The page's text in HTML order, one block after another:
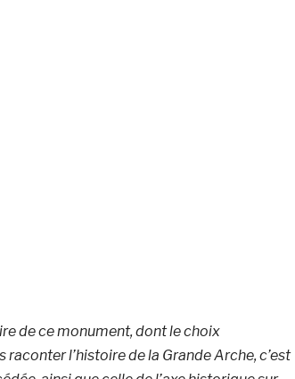
de ce monument, dont le choix
l’histoire de la Grande Arche, c’est